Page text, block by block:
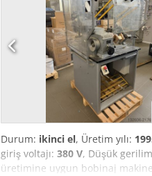
Durum: ikinci el, Üretim yılı:
giriş voltajı: 380 V, Düşük
üretimine uygun bobinaj